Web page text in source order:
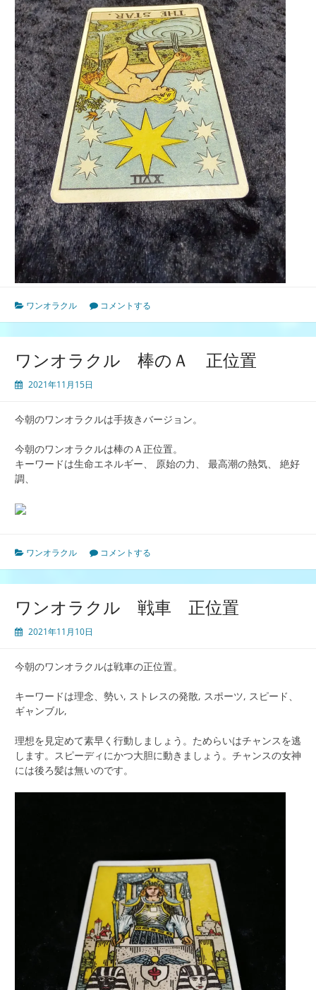
ワンオラクル コメントする
ワンオラクル 棒のＡ 正位置
2021年11月15日
今朝のワンオラクルは手抜きバージョン。
今朝のワンオラクルは棒のＡ正位置。
キーワードは生命エネルギー、 原始の力、 最高潮の熱気、 絶好
調、
ワンオラクル コメントする
ワンオラクル 戦車 正位置
2021年11月10日
今朝のワンオラクルは戦車の正位置。
キーワードは理念、勢い, ストレスの発散, スポーツ, スピード、
ギャンブル,
理想を見定めて素早く行動しましょう。ためらいはチャンスを逃
します。スピーディにかつ大胆に動きましょう。チャンスの女神
には後ろ髪は無いのです。